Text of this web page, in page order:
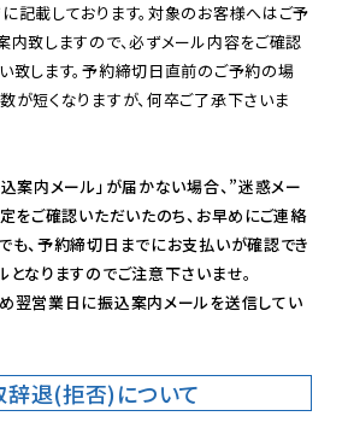
記載しております。対象のお客様へはご予
内致しますので、必ずメール内容をご確認
致します。予約締切日直前のご予約の場
が短くなりますが、何卒ご了承下さいま
込案内メール」が届かない場合、”迷惑メー
をご確認いただいたのち、お早めにご連絡
も、予約締切日までにお支払いが確認でき
となりますのでご注意下さいませ。
翌営業日に振込案内メールを送信してい
辞退(拒否)について